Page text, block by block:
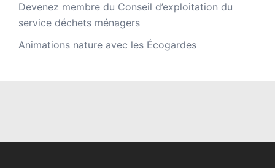
Devenez membre du Conseil d’exploitation du
service déchets ménagers
Animations nature avec les Écogardes